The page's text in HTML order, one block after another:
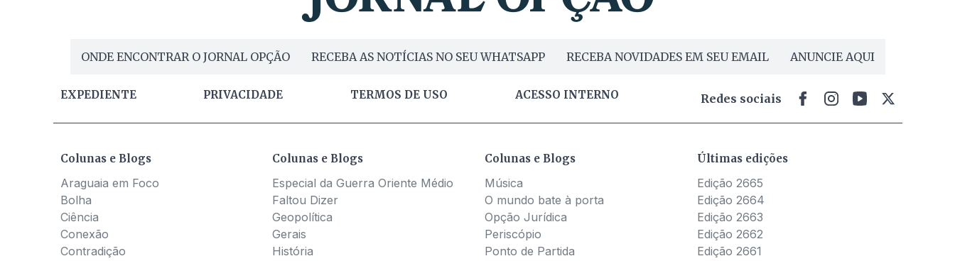
ONDE ENCONTRAR O JORNAL OPÇÃO RECEBA AS NOTÍCIAS NO SEU WHATSAPP RECEBA NOVIDADES EM SEU EMAIL ANUNCIE AQUI
EXPEDIENTE PRIVACIDADE TERMOS DE USO ACESSO INTERNO Redes sociais
Colunas e Blogs
Araguaia em Foco
Bolha
Ciência
Conexão
Contradição
Colunas e Blogs
Especial da Guerra Oriente Médio
Faltou Dizer
Geopolítica
Gerais
História
Colunas e Blogs
Música
O mundo bate à porta
Opção Jurídica
Periscópio
Ponto de Partida
Últimas edições
Edição 2665
Edição 2664
Edição 2663
Edição 2662
Edição 2661